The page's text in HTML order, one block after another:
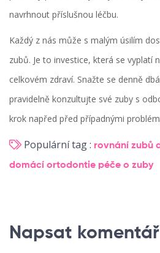
navrhnout příslušnou léčbu.
Každý z nás může s malým úsilím
zubů. Je to investice, která se vyplatí
celkovém zdraví. Snažte se denně
pravidelně konzultujte své zuby s
krok napřed před případnými
Populární tag : rovnání zubů
domácí ortodontie péče o zuby
Napsat komentář